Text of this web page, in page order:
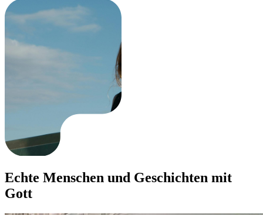
Echte Menschen und Geschichten mit
Gott